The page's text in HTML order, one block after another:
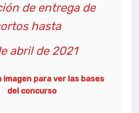
de entrega de
hasta
abril de 2021
imagen para ver las bases
del concurso